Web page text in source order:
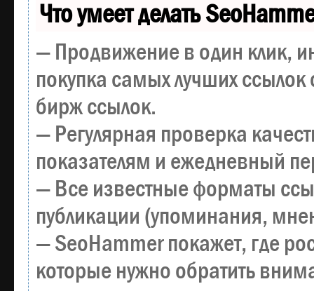
Что умеет делать
— Продвижение в один клик,
покупка самых лучших ссылок
бирж ссылок.
— Регулярная проверка
показателям и ежедневный
— Все известные форматы
публикации (упоминания,
— SeoHammer покажет, где
которые нужно обратить